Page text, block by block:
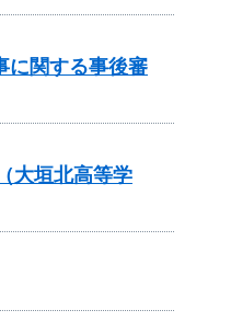
に関する事後審
大垣北高等学